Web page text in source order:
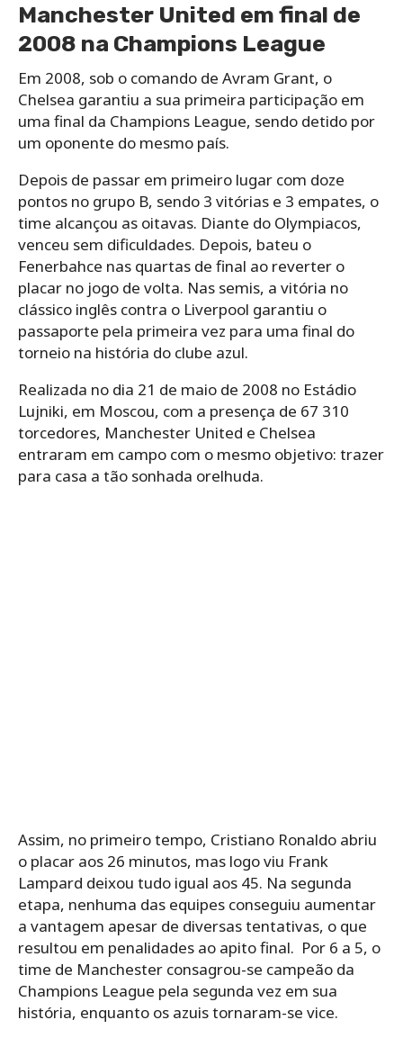
Manchester United em final de
2008 na Champions League
Em 2008, sob o comando de Avram Grant, o
Chelsea garantiu a sua primeira participação em
uma final da Champions League, sendo detido por
um oponente do mesmo país.
Depois de passar em primeiro lugar com doze
pontos no grupo B, sendo 3 vitórias e 3 empates, o
time alcançou as oitavas. Diante do Olympiacos,
venceu sem dificuldades. Depois, bateu o
Fenerbahce nas quartas de final ao reverter o
placar no jogo de volta. Nas semis, a vitória no
clássico inglês contra o Liverpool garantiu o
passaporte pela primeira vez para uma final do
torneio na história do clube azul.
Realizada no dia 21 de maio de 2008 no Estádio
Lujniki, em Moscou, com a presença de 67 310
torcedores, Manchester United e Chelsea
entraram em campo com o mesmo objetivo: trazer
para casa a tão sonhada orelhuda.
Assim, no primeiro tempo, Cristiano Ronaldo abriu
o placar aos 26 minutos, mas logo viu Frank
Lampard deixou tudo igual aos 45. Na segunda
etapa, nenhuma das equipes conseguiu aumentar
a vantagem apesar de diversas tentativas, o que
resultou em penalidades ao apito final. Por 6 a 5, o
time de Manchester consagrou-se campeão da
Champions League pela segunda vez em sua
história, enquanto os azuis tornaram-se vice.